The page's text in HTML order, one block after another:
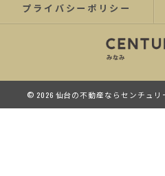
プライバシーポリシー
© 2026 仙台の不動産ならセンチュリー